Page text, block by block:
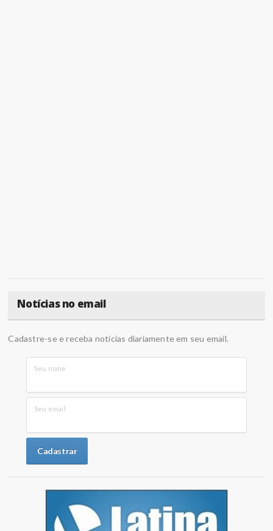
Notícias no email
Cadastre-se e receba notícias diariamente em seu email.
Seu nome
Seu email